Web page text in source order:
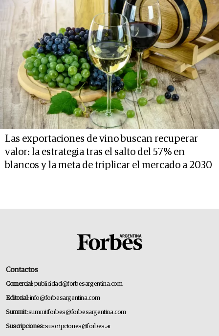
Las exportaciones de vino buscan recuperar
valor: la estrategia tras el salto del 57% en
blancos y la meta de triplicar el mercado a 2030
Contactos
Comercial:publicidad@forbesargentina.com
Editorial:info@forbesargentina.com
Summit:summitforbes@forbesargentina.com
Suscripciones:suscripciones@forbes.ar